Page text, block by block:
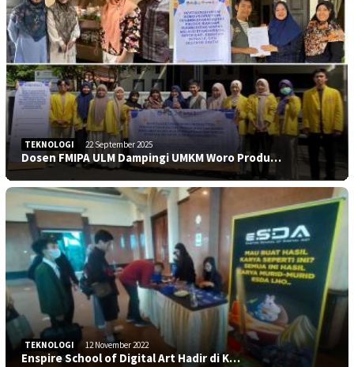
TEKNOLOGI 22 September 2025
Dosen FMIPA ULM Dampingi UMKM Woro Produ…
TEKNOLOGI 12 November 2022
Enspire School of Digital Art Hadir di K…